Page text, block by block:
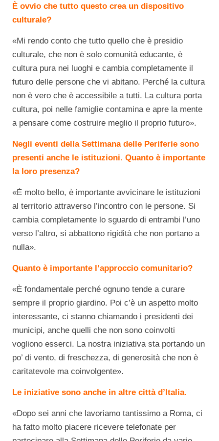
È ovvio che tutto questo crea un dispositivo
culturale?
«Mi rendo conto che tutto quello che è presidio
culturale, che non è solo comunità educante, è
cultura pura nei luoghi e cambia completamente il
futuro delle persone che vi abitano. Perché la cultura
non è vero che è accessibile a tutti. La cultura porta
cultura, poi nelle famiglie contamina e apre la mente
a pensare come costruire meglio il proprio futuro».
Negli eventi della Settimana delle Periferie sono
presenti anche le istituzioni. Quanto è importante
la loro presenza?
«È molto bello, è importante avvicinare le istituzioni
al territorio attraverso l’incontro con le persone. Si
cambia completamente lo sguardo di entrambi l’uno
verso l’altro, si abbattono rigidità che non portano a
nulla».
Quanto è importante l’approccio comunitario?
«È fondamentale perché ognuno tende a curare
sempre il proprio giardino. Poi c’è un aspetto molto
interessante, ci stanno chiamando i presidenti dei
municipi, anche quelli che non sono coinvolti
vogliono esserci. La nostra iniziativa sta portando un
po’ di vento, di freschezza, di generosità che non è
caritatevole ma coinvolgente».
Le iniziative sono anche in altre città d’Italia.
«Dopo sei anni che lavoriamo tantissimo a Roma, ci
ha fatto molto piacere ricevere telefonate per